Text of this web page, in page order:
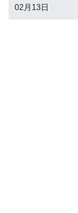
02月13日